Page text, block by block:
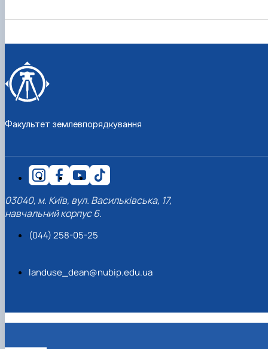
Факультет землевпорядкування
03040, м. Київ, вул. Васильківська, 17,
навчальний корпус 6.
(044) 258-05-25
landuse_dean@nubip.edu.ua